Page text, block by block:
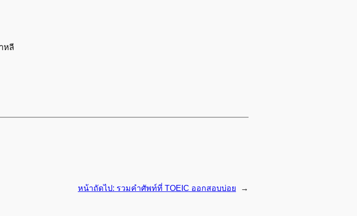
หลี
หน้าถัดไป: รวมคำศัพท์ที่ TOEIC ออกสอบบ่อย →